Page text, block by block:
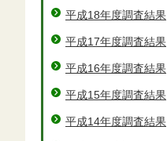
平成18年度調査結果
平成17年度調査結果
平成16年度調査結果
平成15年度調査結果
平成14年度調査結果